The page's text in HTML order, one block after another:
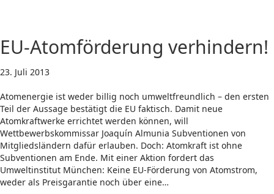
EU-Atomförderung verhindern!
23. Juli 2013
Atomenergie ist weder billig noch umweltfreundlich – den ersten
Teil der Aussage bestätigt die EU faktisch. Damit neue
Atomkraftwerke errichtet werden können, will
Wettbewerbskommissar Joaquín Almunia Subventionen von
Mitgliedsländern dafür erlauben. Doch: Atomkraft ist ohne
Subventionen am Ende. Mit einer Aktion fordert das
Umweltinstitut München: Keine EU-Förderung von Atomstrom,
weder als Preisgarantie noch über eine…